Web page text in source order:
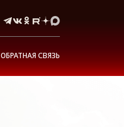
ОБРАТНАЯ СВЯЗЬ